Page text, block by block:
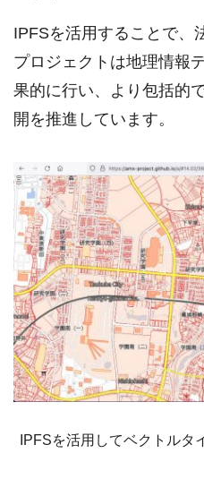
IPFSを活用することで、
プロジェクトは地理情報
果的に行い、より包括的
開を推進しています。
IPFSを活用してベクトルタ